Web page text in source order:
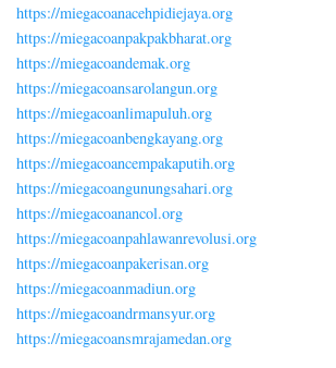
https://miegacoanacehpidiejaya.org
https://miegacoanpakpakbharat.org
https://miegacoandemak.org
https://miegacoansarolangun.org
https://miegacoanlimapuluh.org
https://miegacoanbengkayang.org
https://miegacoancempakaputih.org
https://miegacoangunungsahari.org
https://miegacoanancol.org
https://miegacoanpahlawanrevolusi.org
https://miegacoanpakerisan.org
https://miegacoanmadiun.org
https://miegacoandrmansyur.org
https://miegacoansmrajamedan.org